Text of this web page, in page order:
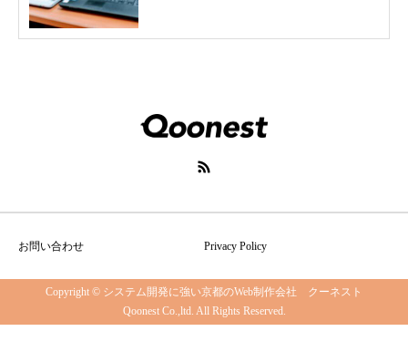
お問い合わせ Privacy Policy
Copyright © システム開発に強い京都のWeb制作会社 クーネスト
Qoonest Co.,ltd. All Rights Reserved.